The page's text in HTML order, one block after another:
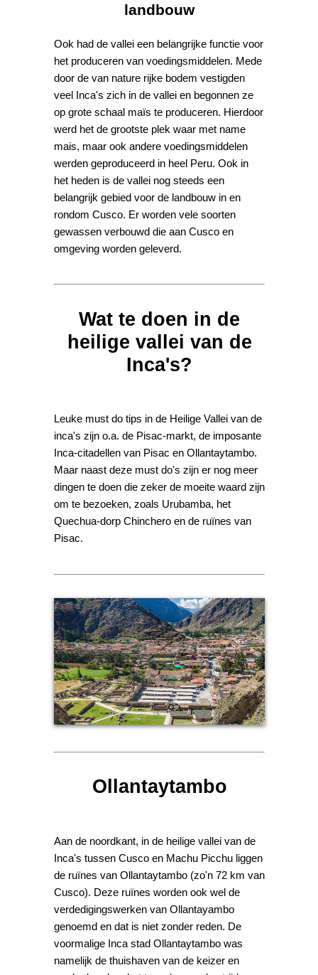
landbouw
Ook had de vallei een belangrijke functie voor
het produceren van voedingsmiddelen. Mede
door de van nature rijke bodem vestigden
veel Inca's zich in de vallei en begonnen ze
op grote schaal maïs te produceren. Hierdoor
werd het de grootste plek waar met name
mais, maar ook andere voedingsmiddelen
werden geproduceerd in heel Peru. Ook in
het heden is de vallei nog steeds een
belangrijk gebied voor de landbouw in en
rondom Cusco. Er worden vele soorten
gewassen verbouwd die aan Cusco en
omgeving worden geleverd.
Wat te doen in de
heilige vallei van de
Inca's?
Leuke must do tips in de Heilige Vallei van de
inca's zijn o.a. de Pisac-markt, de imposante
Inca-citadellen van Pisac en Ollantaytambo.
Maar naast deze must do's zijn er nog meer
dingen te doen die zeker de moeite waard zijn
om te bezoeken, zoals Urubamba, het
Quechua-dorp Chinchero en de ruïnes van
Pisac.
Ollantaytambo
Aan de noordkant, in de heilige vallei van de
Inca's tussen Cusco en Machu Picchu liggen
de ruïnes van Ollantaytambo (zo'n 72 km van
Cusco). Deze ruïnes worden ook wel de
verdedigingswerken van Ollantayambo
genoemd en dat is niet zonder reden. De
voormalige Inca stad Ollantaytambo was
namelijk de thuishaven van de keizer en